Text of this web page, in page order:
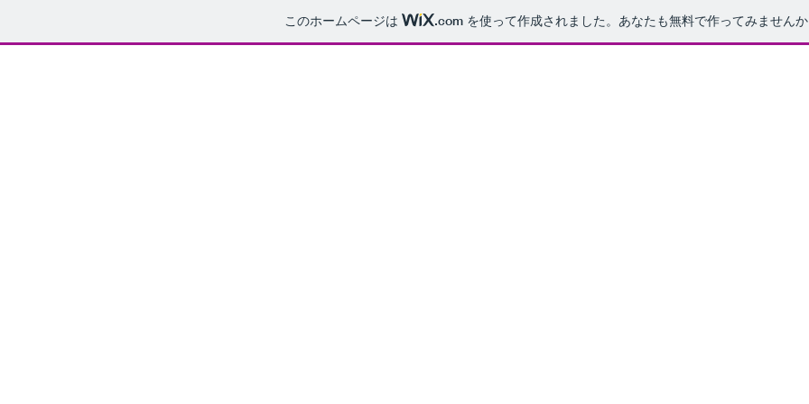
このホームページは .com を使って作成されました。あなたも無料で作ってみませんか